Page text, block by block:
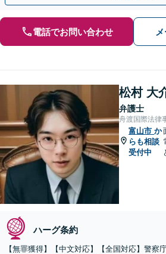
電話でお問い合わせ
松村 大
弁護士
舟渡国際法律
富山市 か
らも相談
受付中
ハーグ条約
【無罪獲得】【中文対応】【全国対応】警察